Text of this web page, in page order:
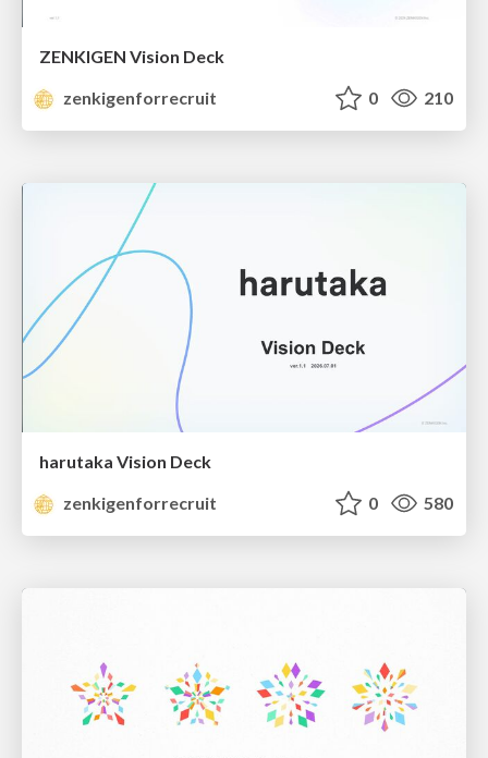
ZENKIGEN Vision Deck
zenkigenforrecruit
0 210
harutaka Vision Deck
zenkigenforrecruit
0 580